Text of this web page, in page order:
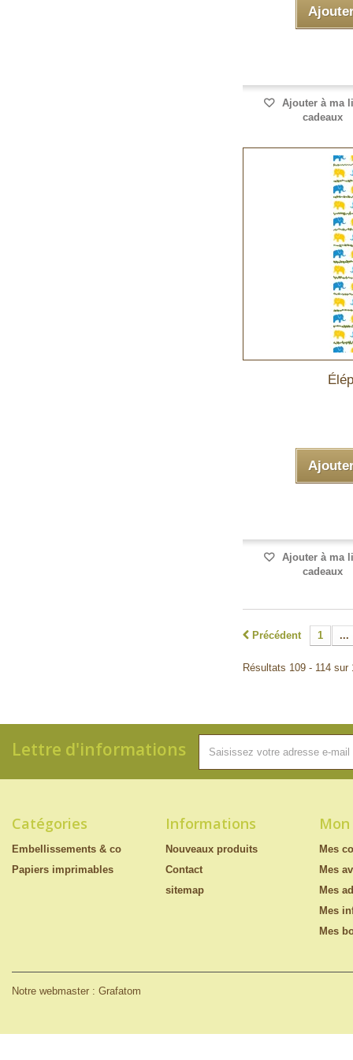
Ajouter à ma
cadeaux
Ajouter à ma
cadeaux
Précédent 1 ...
Résultats 109 - 114 sur
Lettre d'informations
Catégories
Embellissements & co
Papiers imprimables
Informations
Nouveaux produits
Contact
sitemap
Notre webmaster : Grafatom
Mes
Mes
Mes
Mes
Mes